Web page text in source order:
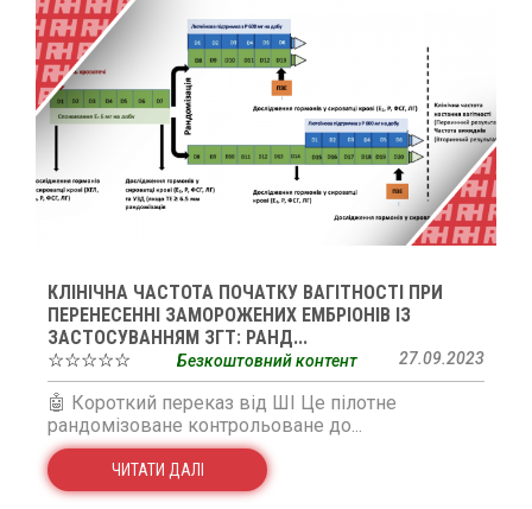
КЛІНІЧНА ЧАСТОТА ПОЧАТКУ ВАГІТНОСТІ ПРИ
ПЕРЕНЕСЕННІ ЗАМОРОЖЕНИХ ЕМБРІОНІВ ІЗ
ЗАСТОСУВАННЯМ ЗГТ: РАНД...
☆☆☆☆☆
27.09.2023
Безкоштовний контент
🤖 Короткий переказ від ШІ Це пілотне
рандомізоване контрольоване до...
ЧИТАТИ ДАЛІ